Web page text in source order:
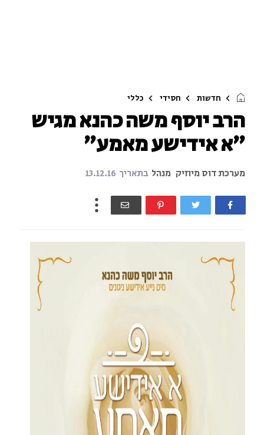
חדשות חסידי כללי
הרב יוסף משה כהנא מגיש
״א אידישע מאמע״
מערכת דוס מיוזיק מנהל בתאריך 13.12.16